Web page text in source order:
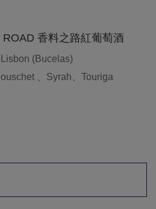
香料之路紅葡萄酒
(Bucelas)
、Syrah、Touriga